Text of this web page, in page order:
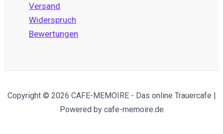
Versand
Widerspruch
Bewertungen
Copyright © 2026 CAFE-MEMOIRE - Das online Trauercafe |
Powered by cafe-memoire.de